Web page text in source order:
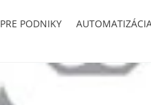
PRE PODNIKY